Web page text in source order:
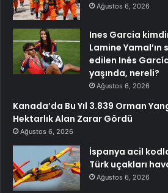
Ağustos 6, 2026
Ines Garcia
Lamine
edilen Inés
yaşında, nereli?
Ağustos 6, 2026
Kanada’da Bu Yıl 3.839 Orman
Hektarlık Alan Zarar Gördü
Ağustos 6, 2026
İspanya acil
Türk uçakları
Ağustos 6, 2026